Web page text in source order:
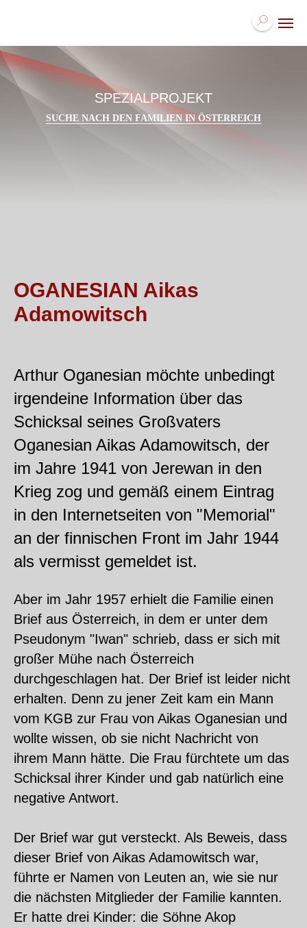
SPEZIALPROJEKT
SUCHE NACH DEN FAMILIEN IN ÖSTERREICH
OGANESIAN Aikas
Adamowitsch
Arthur Oganesian möchte unbedingt
irgendeine Information über das
Schicksal seines Großvaters
Oganesian Aikas Adamowitsch, der
im Jahre 1941 von Jerewan in den
Krieg zog und gemäß einem Eintrag
in den Internetseiten von "Memorial"
an der finnischen Front im Jahr 1944
als vermisst gemeldet ist.
Aber im Jahr 1957 erhielt die Familie einen
Brief aus Österreich, in dem er unter dem
Pseudonym "Iwan" schrieb, dass er sich mit
großer Mühe nach Österreich
durchgeschlagen hat. Der Brief ist leider nicht
erhalten. Denn zu jener Zeit kam ein Mann
vom KGB zur Frau von Aikas Oganesian und
wollte wissen, ob sie nicht Nachricht von
ihrem Mann hätte. Die Frau fürchtete um das
Schicksal ihrer Kinder und gab natürlich eine
negative Antwort.
Der Brief war gut versteckt. Als Beweis, dass
dieser Brief von Aikas Adamowitsch war,
führte er Namen von Leuten an, wie sie nur
die nächsten Mitglieder der Familie kannten.
Er hatte drei Kinder: die Söhne Akop